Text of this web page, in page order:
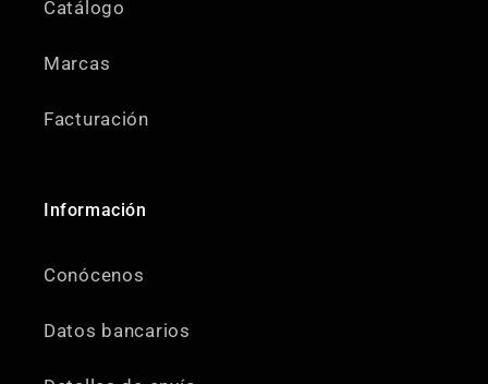
Catálogo
Marcas
Facturación
Información
Conócenos
Datos bancarios